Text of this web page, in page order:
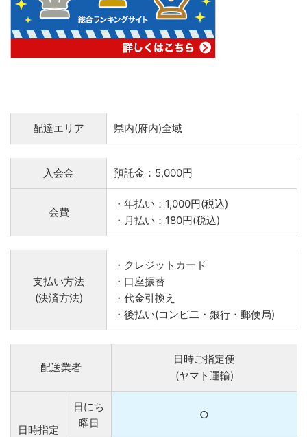
配達エリア 県内(府内)全域
入会金 預託金：5,000円
会費
・年払い：1,000円(税込)
・月払い：180円(税込)
支払い方法
(決済方法)
・クレジットカード
・口座振替
・代金引換え
・後払い(コンビ二・銀行・郵便局)
配送業者
日時ご指定便
(ヤマト運輸)
日時指定
日にち
曜日
○